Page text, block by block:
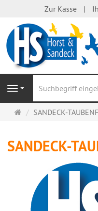
Zur Kasse
Navigation
Startseite
SANDECK-
SANDECK-